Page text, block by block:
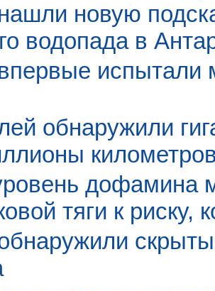
новую
водопада в
испытали
обнаружили
дофамина
тяги к риску,